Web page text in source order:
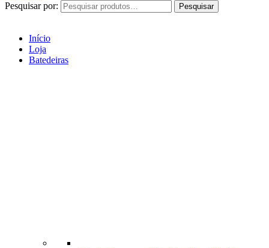
Pesquisar por:
Pesquisar
Início
Loja
Batedeiras